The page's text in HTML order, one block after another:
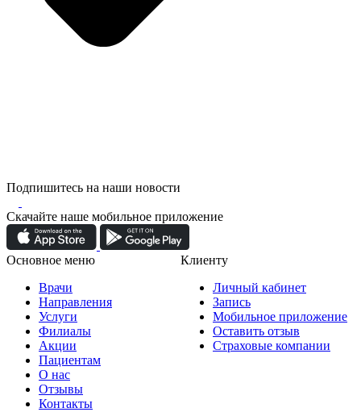
Подпишитесь на наши новости
Скачайте наше мобильное приложение
Основное меню
Врачи
Направления
Услуги
Филиалы
Акции
Пациентам
О нас
Отзывы
Контакты
Клиенту
Личный кабинет
Запись
Мобильное приложение
Оставить отзыв
Страховые компании